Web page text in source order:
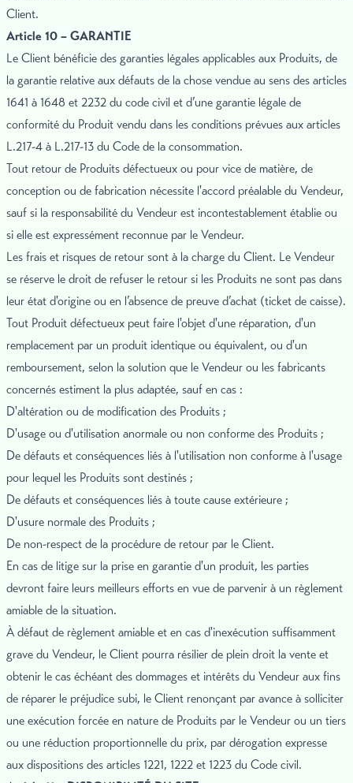
Client.
Article 10 – GARANTIE
Le Client bénéficie des garanties légales applicables aux Produits, de
la garantie relative aux défauts de la chose vendue au sens des articles
1641 à 1648 et 2232 du code civil et d’une garantie légale de
conformité du Produit vendu dans les conditions prévues aux articles
L.217-4 à L.217-13 du Code de la consommation.
Tout retour de Produits défectueux ou pour vice de matière, de
conception ou de fabrication nécessite l'accord préalable du Vendeur,
sauf si la responsabilité du Vendeur est incontestablement établie ou
si elle est expressément reconnue par le Vendeur.
Les frais et risques de retour sont à la charge du Client. Le Vendeur
se réserve le droit de refuser le retour si les Produits ne sont pas dans
leur état d'origine ou en l’absence de preuve d’achat (ticket de caisse).
Tout Produit défectueux peut faire l'objet d'une réparation, d'un
remplacement par un produit identique ou équivalent, ou d'un
remboursement, selon la solution que le Vendeur ou les fabricants
concernés estiment la plus adaptée, sauf en cas :
D'altération ou de modification des Produits ;
D'usage ou d'utilisation anormale ou non conforme des Produits ;
De défauts et conséquences liés à l'utilisation non conforme à l'usage
pour lequel les Produits sont destinés ;
De défauts et conséquences liés à toute cause extérieure ;
D'usure normale des Produits ;
De non-respect de la procédure de retour par le Client.
En cas de litige sur la prise en garantie d'un produit, les parties
devront faire leurs meilleurs efforts en vue de parvenir à un règlement
amiable de la situation.
À défaut de règlement amiable et en cas d'inexécution suffisamment
grave du Vendeur, le Client pourra résilier de plein droit la vente et
obtenir le cas échéant des dommages et intérêts du Vendeur aux fins
de réparer le préjudice subi, le Client renonçant par avance à solliciter
une exécution forcée en nature de Produits par le Vendeur ou un tiers
ou une réduction proportionnelle du prix, par dérogation expresse
aux dispositions des articles 1221, 1222 et 1223 du Code civil.